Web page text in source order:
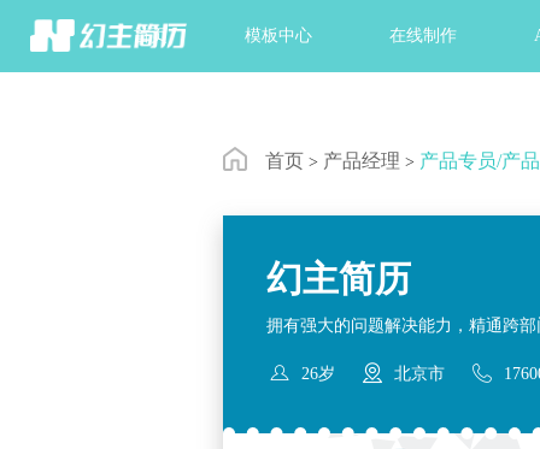
首页 模板中心 在线制作
首页 > 产品经理 > 产品专员/产
幻主简历
拥有强大的问题解决能力，精通跨
 26岁  北京市 